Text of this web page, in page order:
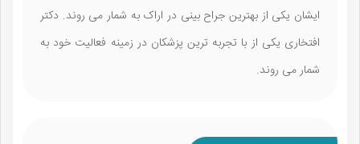
ایشان یکی از بهترین جراح بینی در اراک به شمار می روند. دکتر
افتخاری یکی از با تجربه ترین پزشکان در زمینه فعالیت خود به
شمار می روند.